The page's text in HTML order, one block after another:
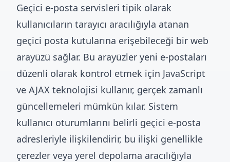
Geçici e-posta servisleri tipik olarak
kullanıcıların tarayıcı aracılığıyla atanan
geçici posta kutularına erişebileceği bir web
arayüzü sağlar. Bu arayüzler yeni e-postaları
düzenli olarak kontrol etmek için JavaScript
ve AJAX teknolojisi kullanır, gerçek zamanlı
güncellemeleri mümkün kılar. Sistem
kullanıcı oturumlarını belirli geçici e-posta
adresleriyle ilişkilendirir, bu ilişki genellikle
çerezler veya yerel depolama aracılığıyla